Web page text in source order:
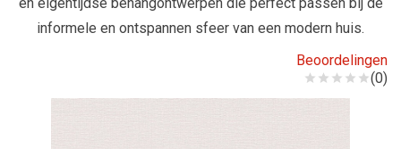
informele en ontspannen sfeer van een modern huis.
Beoordelingen
(0)